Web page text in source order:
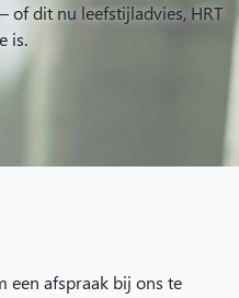
of dit nu leefstijladvies, HRT
is.
een afspraak bij ons te